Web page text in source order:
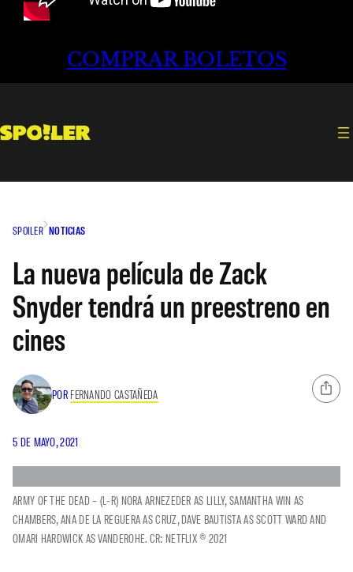
COMPRAR BOLETOS
SPOILER NOTICIAS
La nueva película de Zack
Snyder tendrá un preestreno en
cines
POR FERNANDO CASTAÑEDA
5 DE MAYO, 2021
ARMY OF THE DEAD – (L-R) NORA ARNEZEDER AS LILLY, SAMANTHA WIN AS
CHAMBERS, ANA DE LA REGUERA AS CRUZ, DAVE BAUTISTA AS SCOTT WARD AND
OMARI HARDWICK AS VANDEROHE. CR: NETFLIX © 2021